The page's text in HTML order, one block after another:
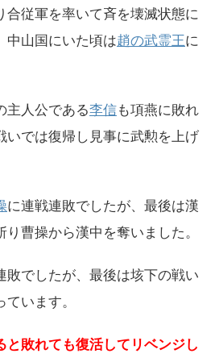
合従軍を率いて斉を壊滅状態に
中山国にいた頃は趙の武霊王に
主人公である李信も項燕に敗れ
いでは復帰し見事に武勲を上げ
に連戦連敗でしたが、最後は漢
り曹操から漢中を奪いました。
敗でしたが、最後は垓下の戦い
います。
と敗れても復活してリベンジし